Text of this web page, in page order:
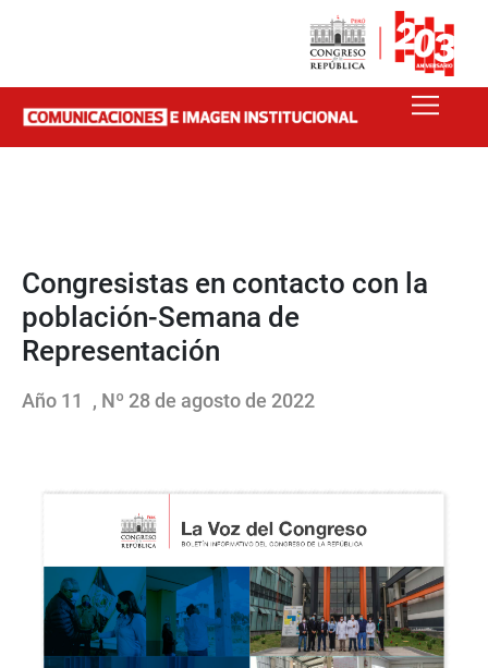
Congresistas en contacto con la
población-Semana de
Representación
Año 11 , Nº 28 de agosto de 2022